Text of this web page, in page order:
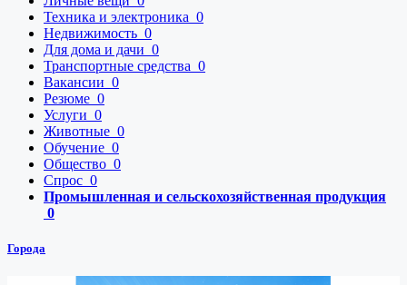
Техника и электроника 0
Недвижимость 0
Для дома и дачи 0
Транспортные средства 0
Вакансии 0
Резюме 0
Услуги 0
Животные 0
Обучение 0
Общество 0
Спрос 0
Промышленная и сельскохозяйственная продукция
0
Города